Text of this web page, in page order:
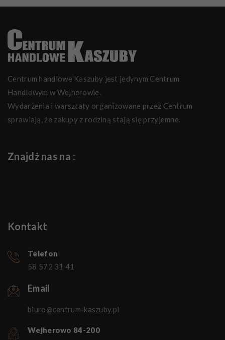
Centrum handlowe Kaszuby jest jedynym Centrum
Handlowym w Wejherowie.
Wydarzenia i warsztaty organizowane przez Centrum
sprawiają, że zakupy z rodziną stają się przyjemne.
Znajdż nas na :
Kontakt
Telefon
58 572 31 41
Email
biuro@centrum-kaszuby.pl
Wejherowo 84-200